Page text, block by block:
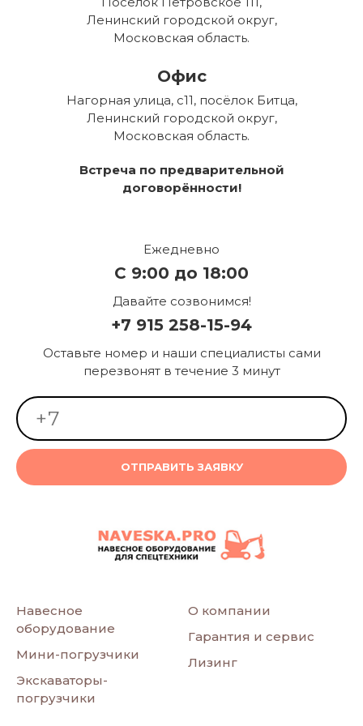
Ленинский городской округ,
Московская область.
Офис
Нагорная улица, с11, посёлок Битца,
Ленинский городской округ,
Московская область.
Встреча по предварительной
договорённости!
Ежедневно
С 9:00 до 18:00
Давайте созвонимся!
+7 915 258-15-94
Оставьте номер и наши специалисты сами
перезвонят в течение 3 минут
ОТПРАВИТЬ ЗАЯВКУ
Навесное
оборудование
Мини-погрузчики
Экскаваторы-
погрузчики
О компании
Гарантия и сервис
Лизинг